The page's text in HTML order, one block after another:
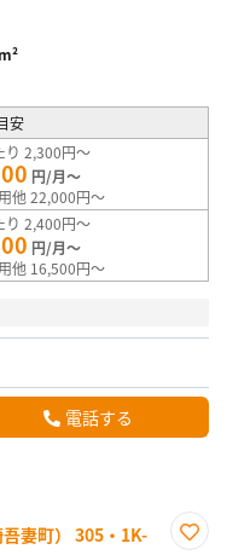
安
り 2,300円～
円/月～
他 22,000円～
り 2,400円～
円/月～
他 16,500円～
電話する
妻町） 305・1K-